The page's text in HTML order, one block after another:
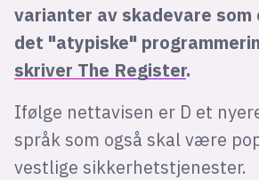
varianter av skadevare som
det "atypiske"
skriver The Register.
Ifølge nettavisen er D et
språk som også skal være
vestlige sikkerhetstjenester.